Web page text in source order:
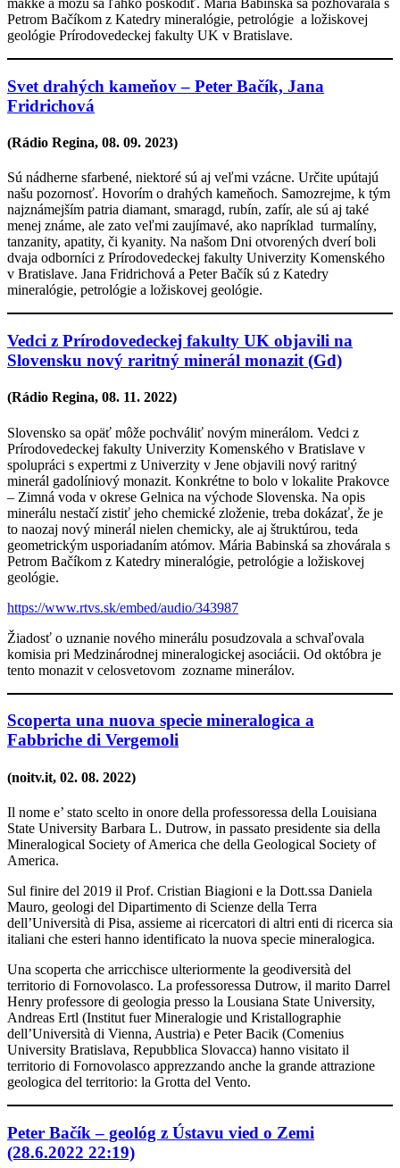
mäkké a môžu sa ľahko poškodiť. Mária Babinská sa pozhovárala s
Petrom Bačíkom z Katedry mineralógie, petrológie a ložiskovej
geológie Prírodovedeckej fakulty UK v Bratislave.
Svet drahých kameňov – Peter Bačík, Jana
Fridrichová
(Rádio Regina, 08. 09. 2023)
Sú nádherne sfarbené, niektoré sú aj veľmi vzácne. Určite upútajú
našu pozornosť. Hovorím o drahých kameňoch. Samozrejme, k tým
najznámejším patria diamant, smaragd, rubín, zafír, ale sú aj také
menej známe, ale zato veľmi zaujímavé, ako napríklad turmalíny,
tanzanity, apatity, či kyanity. Na našom Dni otvorených dverí boli
dvaja odborníci z Prírodovedeckej fakulty Univerzity Komenského
v Bratislave. Jana Fridrichová a Peter Bačík sú z Katedry
mineralógie, petrológie a ložiskovej geológie.
Vedci z Prírodovedeckej fakulty UK objavili na
Slovensku nový raritný minerál monazit (Gd)
(Rádio Regina, 08. 11. 2022)
Slovensko sa opäť môže pochváliť novým minerálom. Vedci z
Prírodovedeckej fakulty Univerzity Komenského v Bratislave v
spolupráci s expertmi z Univerzity v Jene objavili nový raritný
minerál gadolíniový monazit. Konkrétne to bolo v lokalite Prakovce
– Zimná voda v okrese Gelnica na východe Slovenska. Na opis
minerálu nestačí zistiť jeho chemické zloženie, treba dokázať, že je
to naozaj nový minerál nielen chemicky, ale aj štruktúrou, teda
geometrickým usporiadaním atómov. Mária Babinská sa zhovárala s
Petrom Bačíkom z Katedry mineralógie, petrológie a ložiskovej
geológie.
https://www.rtvs.sk/embed/audio/343987
Žiadosť o uznanie nového minerálu posudzovala a schvaľovala
komisia pri Medzinárodnej mineralogickej asociácii. Od októbra je
tento monazit v celosvetovom zozname minerálov.
Scoperta una nuova specie mineralogica a
Fabbriche di Vergemoli
(noitv.it, 02. 08. 2022)
Il nome e’ stato scelto in onore della professoressa della Louisiana
State University Barbara L. Dutrow, in passato presidente sia della
Mineralogical Society of America che della Geological Society of
America.
Sul finire del 2019 il Prof. Cristian Biagioni e la Dott.ssa Daniela
Mauro, geologi del Dipartimento di Scienze della Terra
dell’Università di Pisa, assieme ai ricercatori di altri enti di ricerca sia
italiani che esteri hanno identificato la nuova specie mineralogica.
Una scoperta che arricchisce ulteriormente la geodiversità del
territorio di Fornovolasco. La professoressa Dutrow, il marito Darrel
Henry professore di geologia presso la Lousiana State University,
Andreas Ertl (Institut fuer Mineralogie und Kristallographie
dell’Università di Vienna, Austria) e Peter Bacik (Comenius
University Bratislava, Repubblica Slovacca) hanno visitato il
territorio di Fornovolasco apprezzando anche la grande attrazione
geologica del territorio: la Grotta del Vento.
Peter Bačík – geológ z Ústavu vied o Zemi
(28.6.2022 22:19)